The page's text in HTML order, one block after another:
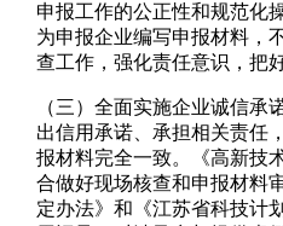
申报工作的公正性和规范化
为申报企业编写申报材料，
查工作，强化责任意识，把
（三）全面实施企业诚信
出信用承诺、承担相关责任
报材料完全一致。《高新技
合做好现场核查和申报材料
定办法》和《江苏省科技计